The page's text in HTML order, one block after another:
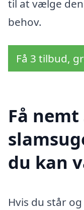
til at vælge
behov.
Få 3 tilbud,
Få
du kan
Hvis du står